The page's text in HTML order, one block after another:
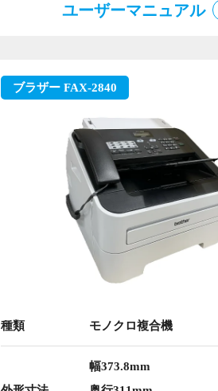
ユーザーマニュアル
ブラザー FAX-2840
種類 モノクロ複合機
幅373.8mm